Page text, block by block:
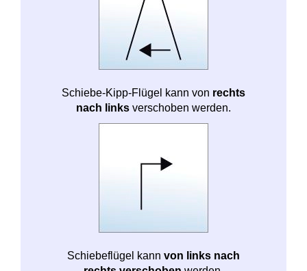
Schiebe-Kipp-Flügel kann von rechts
nach links verschoben werden.
Schiebeflügel kann von links nach